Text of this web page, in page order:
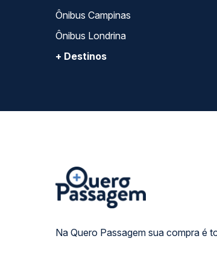
Ônibus Campinas
Ônibus Londrina
+ Destinos
Na Quero Passagem sua compra é